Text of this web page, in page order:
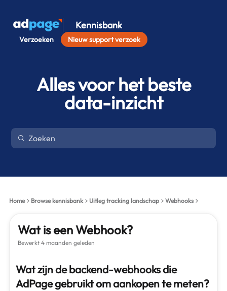
Kennisbank
Verzoeken Nieuw support verzoek
Alles voor het beste
data-inzicht
Home Browse kennisbank Uitleg tracking landschap Webhooks
Wat is een Webhook?
Bewerkt 4 maanden geleden
Wat zijn de backend-webhooks die
AdPage gebruikt om aankopen te meten?